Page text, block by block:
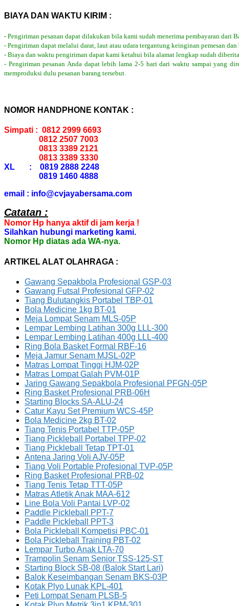
BIAYA DAN WAKTU KIRIM :
- Pengiriman pesanan dapat dilakukan bila kami sudah menerima pembayaran dari
- Pengiriman dapat melalui darat, laut atau udara tergantung keinginan pemesan dan
- Biaya dan waktu pengiriman dapat kami ketahui bila alamat lengkap sudah
- Pengiriman pesanan Anda dapat lebih lama 2-5 hari dari waktu sampai yang
memproduksi dulu pesanan barang tersebut.
NOMOR HANDPHONE KONTAK :
Simpati : 0812 2999 6693
0812 2507 7003
0813 3389 2121
0813 3389 3330
XL : 0819 2888 2248
0819 1460 4888
email : info@cvjayabersama.com
Catatan :
Nomor Hp hanya aktif di jam kerja !
Silahkan hubungi marketing kami.
Nomor Hp diatas ada WA-nya.
ARTIKEL ALAT OLAHRAGA :
Gawang Sepakbola Profesional GSP-03
Gawang Futsal Profesional GFP-02
Tiang Bulutangkis Portabel TBP-01
Bola Medicine 1kg BT-01
Meja Lompat Senam MLS-05P
Lempar Lembing Latihan 300g LLL-300
Lempar Lembing Latihan 400g LLL-400
Ring Bola Basket Formal RBF-16
Meja Jamur Senam MJSL-02P
Matras Lompat Tinggi HJM-02P
Matras Lompat Galah PVM-01P
Jaring Gawang Sepakbola Profesional PFGN-05P
Ring Basket Profesional PRB-06H
Starting Blocks SA-ALU-24
Catur Kayu Set Premium WCS-45P
Bola Medicine 2kg BT-02
Tiang Tenis Portabel TTP-05P
Tiang Pickleball Portabel TPP-02
Tiang Pickleball Tetap TPT-01
Antena Jaring Voli AJV-05P
Tiang Voli Portable Profesional TVP-05P
Ring Basket Profesional PRB-02
Tiang Tenis Tetap TTT-05P
Matras Atletik Anak MAA-612
Line Bola Voli Pantai LVP-02
Paddle Pickleball PPT-7
Paddle Pickleball PPT-3
Bola Pickleball Kompetisi PBC-01
Bola Pickleball Training PBT-02
Lempar Turbo Anak LTA-70
Trampolin Senam Senior TSS-125-ST
Starting Block SB-08 (Balok Start Lari)
Balok Keseimbangan Senam BKS-03P
Kotak Plyo Lunak KPL-401
Peti Lompat Senam PLSB-5